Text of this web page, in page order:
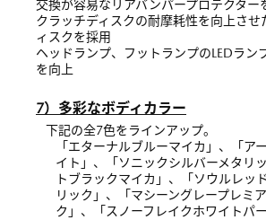
交換が容易なリアバンパープロテクター
クラッチディスクの耐摩耗性を向上させ
ィスクを採用
ヘッドランプ、フットランプのLEDラン
を向上
7）多彩なボディカラー
下記の全7色をラインアップ。
「エターナルブルーマイカ」、「ア
イト」、「ソニックシルバーメタリ
トブラックマイカ」、「ソウルレッ
リック」、「マシーングレープレミ
ク」、「スノーフレイクホワイトパ